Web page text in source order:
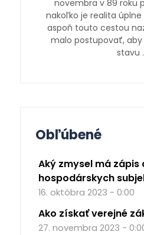
novembra v 89 roku
nakoľko je realita
aspoň touto cestou
malo postupovať, aby
stavu
Obľúbené
Aký zmysel má zápis
hospodárskych
16. októbra 2023 - 0:00
Ako získať verejné
27. novembra 2023 -